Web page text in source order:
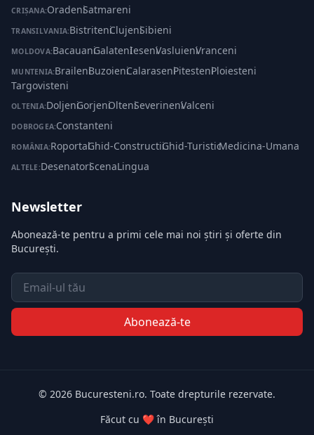
CRIȘANA:Oradeni·Satmareni
TRANSILVANIA:Bistriteni·Clujeni·Sibieni
MOLDOVA:Bacauani·Galateni·Ieseni·Vasluieni·Vranceni
MUNTENIA:Braileni·Buzoieni·Calaraseni·Pitesteni·Ploiesteni·
Targovisteni
OLTENIA:Doljeni·Gorjeni·Olteni·Severineni·Valceni
DOBROGEA:Constanteni
ROMÂNIA:Roportal·Ghid-Constructii·Ghid-Turistic·Medicina-Umana
ALTELE:Desenatori·ScenaLingua
Newsletter
Abonează-te pentru a primi cele mai noi știri și oferte din
București.
Email
Abonează-te
© 2026 Bucuresteni.ro. Toate drepturile rezervate.
Făcut cu ❤️ în București